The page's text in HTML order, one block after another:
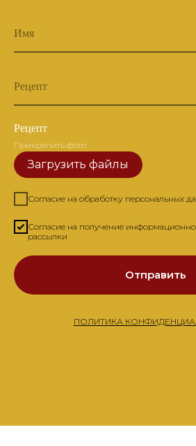
Имя
Рецепт
Рецепт
Прикрепить фото
Загрузить файлы
Согласие на обработку персональных
Согласие на получение
рассылки
Отправить
ПОЛИТИКА